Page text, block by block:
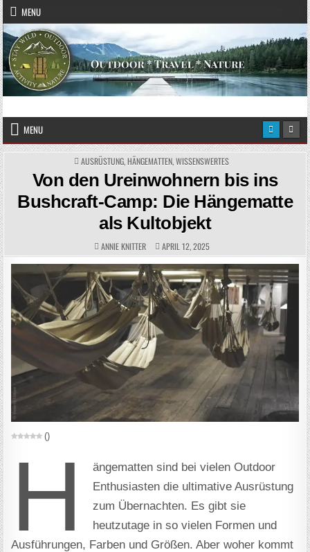
Skip to content
MENU
STAY WILD – OUTDOOR
MENU
POSTED IN
AUSRÜSTUNG,HÄNGEMATTEN,WISSENSWERTES
Von den Ureinwohnern bis ins
Bushcraft-Camp: Die Hängematte
als Kultobjekt
AUTHOR:
ANNIE KNITTER PUBLISHED DATE:
APRIL 12, 2025
()
H
ängematten sind bei vielen Outdoor
Enthusiasten die ultimative Ausrüstung
zum Übernachten. Es gibt sie
heutzutage in so vielen Formen und
Ausführungen, Farben und Größen. Aber woher kommt